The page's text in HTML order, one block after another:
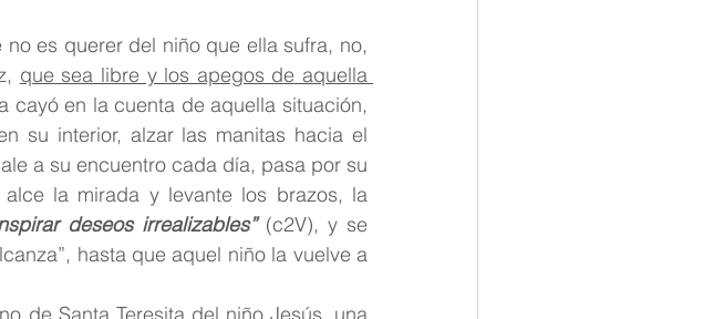
es querer del niño que ella sufra, no,
que sea libre y los apegos de aquella
cayó en la cuenta de aquella situación,
su interior, alzar las manitas hacia el
a su encuentro cada día, pasa por su
la mirada y levante los brazos, la
deseos irrealizables” (c2V), y se
hasta que aquel niño la vuelve a